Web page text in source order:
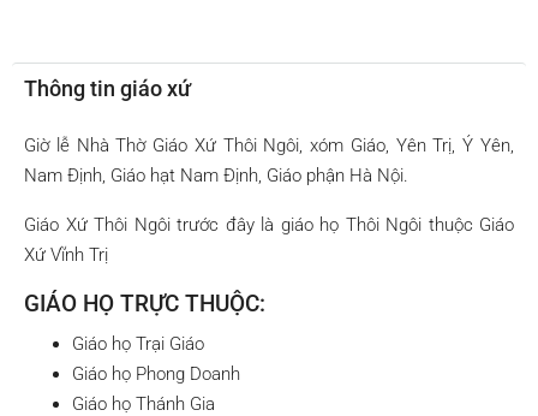
Thông tin giáo xứ
Giờ lễ Nhà Thờ Giáo Xứ Thôi Ngôi, xóm Giáo, Yên Trị, Ý Yên,
Nam Định, Giáo hạt Nam Định, Giáo phận Hà Nội.
Giáo Xứ Thôi Ngôi trước đây là giáo họ Thôi Ngôi thuộc Giáo
Xứ Vĩnh Trị
GIÁO HỌ TRỰC THUỘC:
Giáo họ Trại Giáo
Giáo họ Phong Doanh
Giáo họ Thánh Gia